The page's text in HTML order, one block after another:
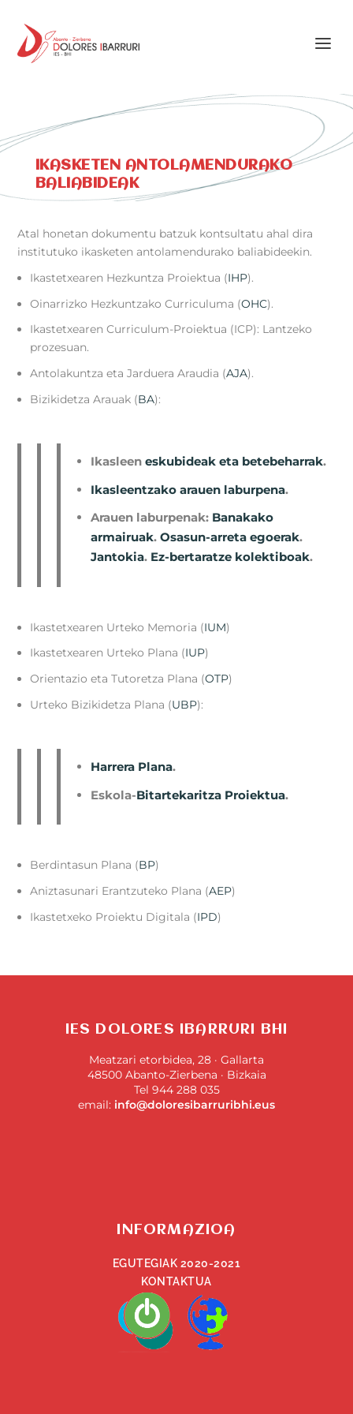
IKASKETEN ANTOLAMENDURAKO
BALIABIDEAK
Atal honetan dokumentu batzuk kontsultatu ahal dira
institutuko ikasketen antolamendurako baliabideekin.
Ikastetxearen Hezkuntza Proiektua (IHP).
Oinarrizko Hezkuntzako Curriculuma (OHC).
Ikastetxearen Curriculum-Proiektua (ICP): Lantzeko
prozesuan.
Antolakuntza eta Jarduera Araudia (AJA).
Bizikidetza Arauak (BA):
Ikasleen eskubideak eta betebeharrak.
Ikasleentzako arauen laburpena.
Arauen laburpenak: Banakako
armairuak. Osasun-arreta egoerak.
Jantokia. Ez-bertaratze kolektiboak.
Ikastetxearen Urteko Memoria (IUM)
Ikastetxearen Urteko Plana (IUP)
Orientazio eta Tutoretza Plana (OTP)
Urteko Bizikidetza Plana (UBP):
Harrera Plana.
Eskola-Bitartekaritza Proiektua.
Berdintasun Plana (BP)
Aniztasunari Erantzuteko Plana (AEP)
Ikastetxeko Proiektu Digitala (IPD)
IES DOLORES IBARRURI BHI
Meatzari etorbidea, 28 · Gallarta
48500 Abanto-Zierbena · Bizkaia
Tel 944 288 035
email: info@doloresibarruribhi.eus
INFORMAZIOA
EGUTEGIAK 2020-2021
KONTAKTUA